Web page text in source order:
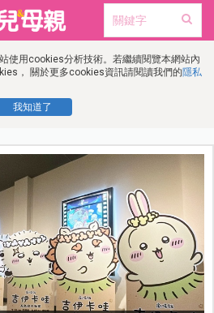
使用cookies分析技術。若繼續閱覽本網站內
， 關於更多cookies資訊請閱讀我們的隱私
我知道了